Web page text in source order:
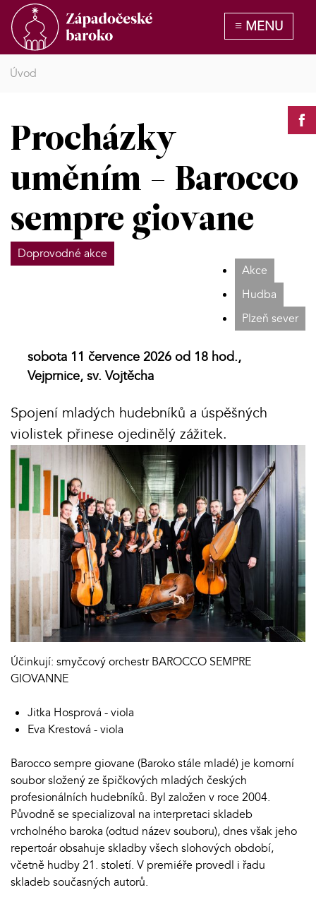
Úvod
Procházky
uměním - Barocco
sempre giovane
Doprovodné akce
Akce
Hudba
Plzeň sever
sobota 11 července 2026 od 18 hod.,
Vejprnice, sv. Vojtěcha
Spojení mladých hudebníků a úspěšných
violistek přinese ojedinělý zážitek.
Účinkují: smyčcový orchestr BAROCCO SEMPRE
GIOVANNE
Jitka Hosprová - viola
Eva Krestová - viola
Barocco sempre giovane (Baroko stále mladé) je komorní
soubor složený ze špičkových mladých českých
profesionálních hudebníků. Byl založen v roce 2004.
Původně se specializoval na interpretaci skladeb
vrcholného baroka (odtud název souboru), dnes však jeho
repertoár obsahuje skladby všech slohových období,
včetně hudby 21. století. V premiéře provedl i řadu
skladeb současných autorů.